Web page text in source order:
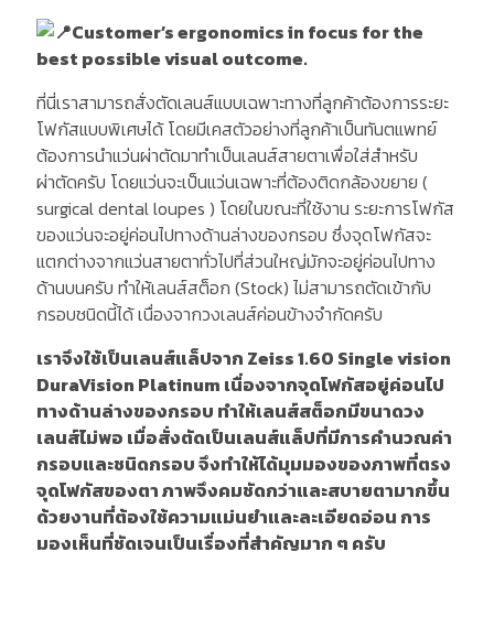
Customer’s ergonomics in focus for the
best possible visual outcome.
ที่นี่เราสามารถสั่งตัดเลนส์แบบเฉพาะทางที่ลูกค้าต้องการระยะ
โฟกัสแบบพิเศษได้ โดยมีเคสตัวอย่างที่ลูกค้าเป็นทันตแพทย์
ต้องการนำแว่นผ่าตัดมาทำเป็นเลนส์สายตาเพื่อใส่สำหรับ
ผ่าตัดครับ โดยแว่นจะเป็นแว่นเฉพาะที่ต้องติดกล้องขยาย (
surgical dental loupes ) โดยในขณะที่ใช้งาน ระยะการโฟกัส
ของแว่นจะอยู่ค่อนไปทางด้านล่างของกรอบ ซึ่งจุดโฟกัสจะ
แตกต่างจากแว่นสายตาทั่วไปที่ส่วนใหญ่มักจะอยู่ค่อนไปทาง
ด้านบนครับ ทำให้เลนส์สต็อก (Stock) ไม่สามารถตัดเข้ากับ
กรอบชนิดนี้ได้ เนื่องจากวงเลนส์ค่อนข้างจำกัดครับ
เราจึงใช้เป็นเลนส์แล็ปจาก Zeiss 1.60 Single vision
DuraVision Platinum เนื่องจากจุดโฟกัสอยู่ค่อนไป
ทางด้านล่างของกรอบ ทำให้เลนส์สต็อกมีขนาดวง
เลนส์ไม่พอ เมื่อสั่งตัดเป็นเลนส์แล็ปที่มีการคำนวณค่า
กรอบและชนิดกรอบ จึงทำให้ได้มุมมองของภาพที่ตรง
จุดโฟกัสของตา ภาพจึงคมชัดกว่าและสบายตามากขึ้น
ด้วยงานที่ต้องใช้ความแม่นยำและละเอียดอ่อน การ
มองเห็นที่ชัดเจนเป็นเรื่องที่สำคัญมาก ๆ ครับ